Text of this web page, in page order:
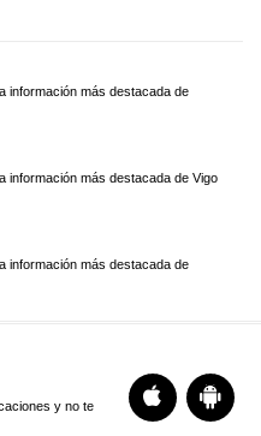
información más destacada de
información más destacada de Vigo
información más destacada de
y no te